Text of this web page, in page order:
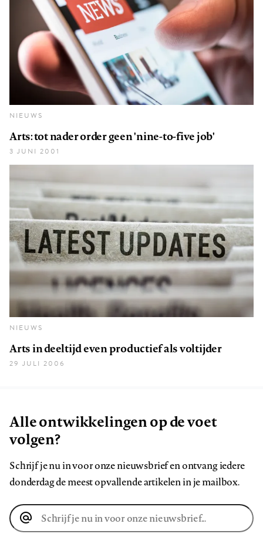
NIEUWS
Arts: tot nader order geen 'nine-to-five job'
3 JUNI 2001
NIEUWS
Arts in deeltijd even productief als voltijder
29 JULI 2006
Alle ontwikkelingen op de voet
volgen?
Schrijf je nu in voor onze nieuwsbrief en ontvang iedere
donderdag de meest opvallende artikelen in je mailbox.
E-